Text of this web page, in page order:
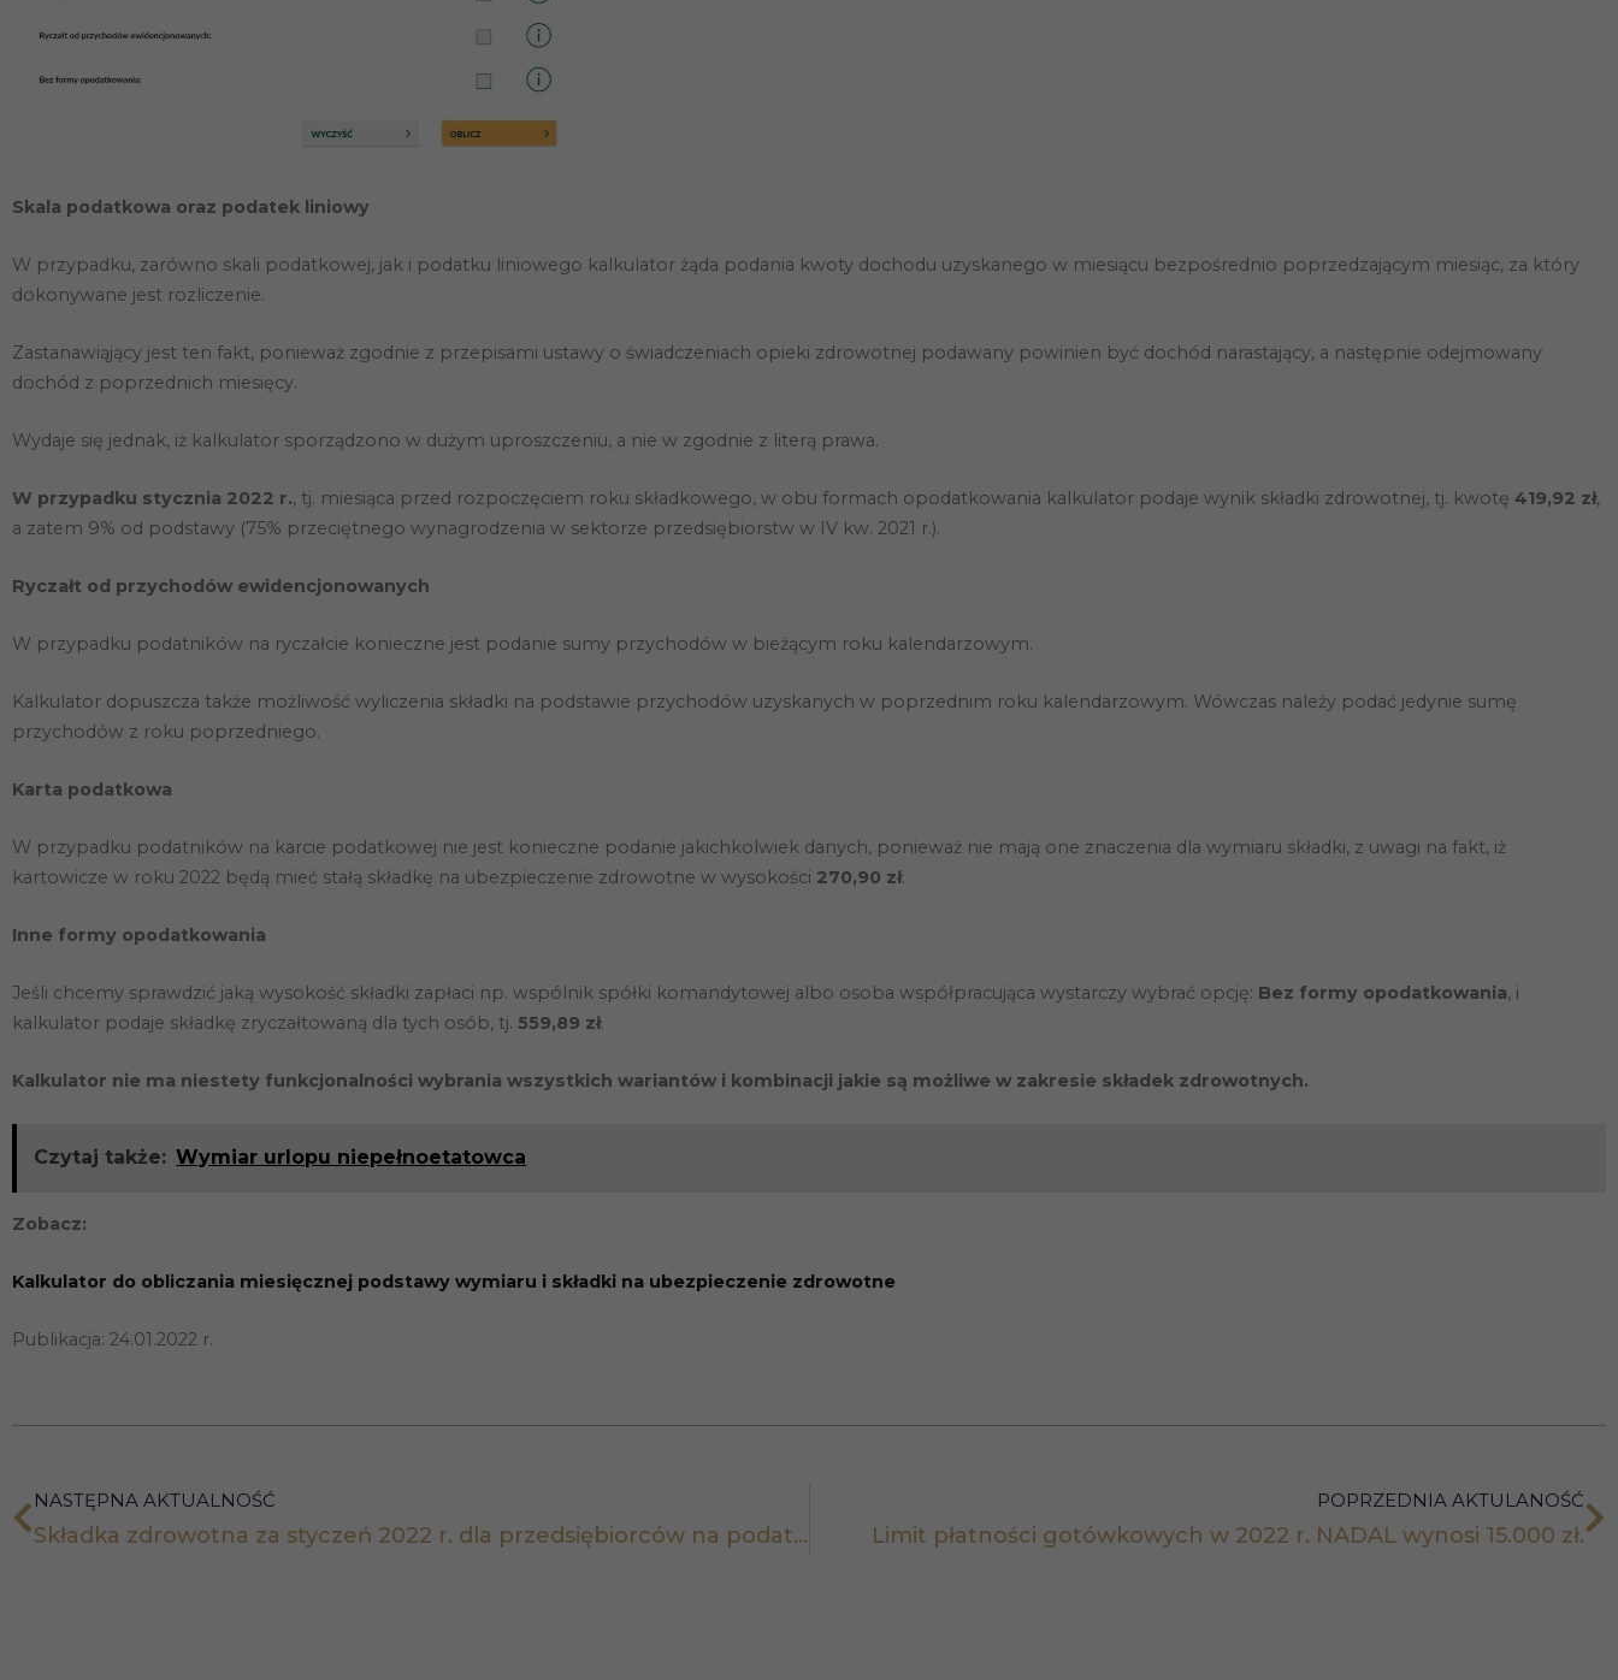
Skala podatkowa oraz podatek liniowy
W przypadku, zarówno skali podatkowej, jak i podatku liniowego kalkulator żąda podania kwoty dochodu uzyskanego w miesiącu bezpośrednio poprzedzającym miesiąc, za który
dokonywane jest rozliczenie.
Zastanawiąjący jest ten fakt, ponieważ zgodnie z przepisami ustawy o świadczeniach opieki zdrowotnej podawany powinien być dochód narastający, a następnie odejmowany
dochód z poprzednich miesięcy.
Wydaje się jednak, iż kalkulator sporządzono w dużym uproszczeniu, a nie w zgodnie z literą prawa.
W przypadku stycznia 2022 r., tj. miesiąca przed rozpoczęciem roku składkowego, w obu formach opodatkowania kalkulator podaje wynik składki zdrowotnej, tj. kwotę 419,92 zł,
a zatem 9% od podstawy (75% przeciętnego wynagrodzenia w sektorze przedsiębiorstw w IV kw. 2021 r.).
Ryczałt od przychodów ewidencjonowanych
W przypadku podatników na ryczałcie konieczne jest podanie sumy przychodów w bieżącym roku kalendarzowym.
Kalkulator dopuszcza także możliwość wyliczenia składki na podstawie przychodów uzyskanych w poprzednim roku kalendarzowym. Wówczas należy podać jedynie sumę
przychodów z roku poprzedniego.
Karta podatkowa
W przypadku podatników na karcie podatkowej nie jest konieczne podanie jakichkolwiek danych, ponieważ nie mają one znaczenia dla wymiaru składki, z uwagi na fakt, iż
kartowicze w roku 2022 będą mieć stałą składkę na ubezpieczenie zdrowotne w wysokości 270,90 zł.
Inne formy opodatkowania
Jeśli chcemy sprawdzić jaką wysokość składki zapłaci np. wspólnik spółki komandytowej albo osoba współpracująca wystarczy wybrać opcję: Bez formy opodatkowania, i
kalkulator podaje składkę zryczałtowaną dla tych osób, tj. 559,89 zł.
Kalkulator nie ma niestety funkcjonalności wybrania wszystkich wariantów i kombinacji jakie są możliwe w zakresie składek zdrowotnych.
Czytaj także: Wymiar urlopu niepełnoetatowca
Zobacz:
Kalkulator do obliczania miesięcznej podstawy wymiaru i składki na ubezpieczenie zdrowotne
Publikacja: 24.01.2022 r.
NASTĘPNA AKTUALNOŚĆ
Składka zdrowotna za styczeń 2022 r. dla przedsiębiorców na podatku liniowym i skali podatkowej
POPRZEDNIA AKTULANOŚĆ
Limit płatności gotówkowych w 2022 r. NADAL wynosi 15.000 zł.
Te pliki cookie
nie są
funkcjonowania
i strukturę
strona
internetowa